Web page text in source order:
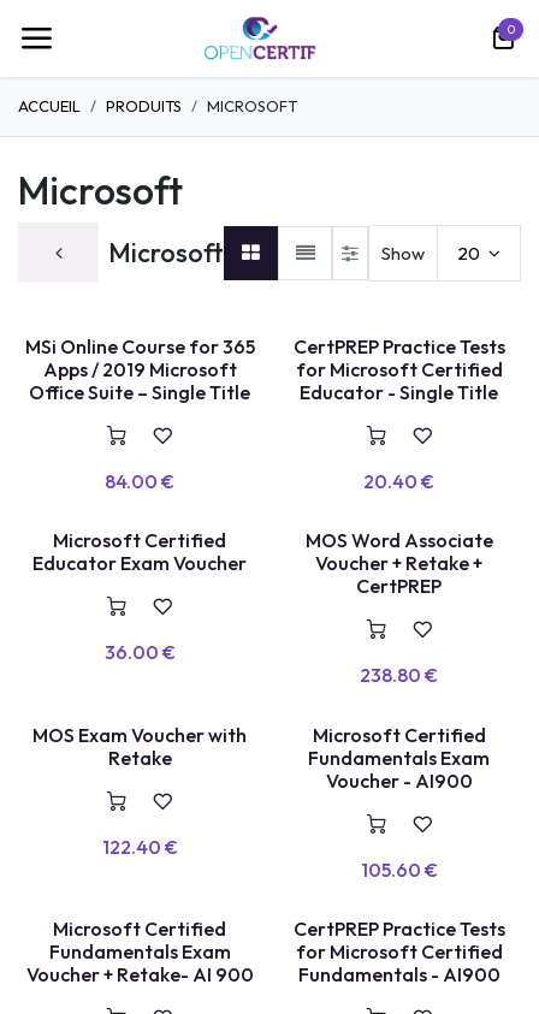
0
ACCUEIL PRODUITS MICROSOFT
Microsoft
Microsoft Show 20
COURS EN LIGNE
MSi Online Course for 365
Apps / 2019 Microsoft
Office Suite – Single Title
84.00 €
TEST BLANC
CertPREP Practice Tests
for Microsoft Certified
Educator - Single Title
20.40 €
VOUCHER
Microsoft Certified
Educator Exam Voucher
36.00 €
TEST LABEL
MOS Word Associate
Voucher + Retake +
CertPREP
238.80 €
E
X
AM
E
N
+
R
E
P
A
S
S
A
GE
MOS Exam Voucher with
Retake
122.40 €
VOUCHER
Microsoft Certified
Fundamentals Exam
Voucher - AI900
105.60 €
E
X
A
M
E
N
+
R
E
P
A
S
S
A
G
E
Microsoft Certified
Fundamentals Exam
Voucher + Retake- AI 900
TEST BLANC
CertPREP Practice Tests
for Microsoft Certified
Fundamentals - AI900